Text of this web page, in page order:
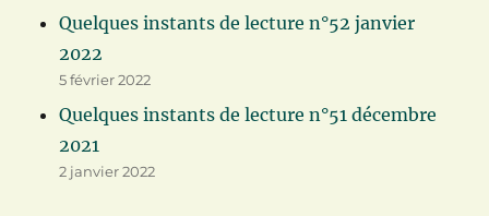
Quelques instants de lecture n°52 janvier
2022
5 février 2022
Quelques instants de lecture n°51 décembre
2021
2 janvier 2022